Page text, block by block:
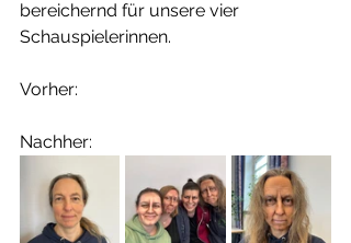
bereichernd für unsere vier
Schauspielerinnen.
Vorher:
Nachher: